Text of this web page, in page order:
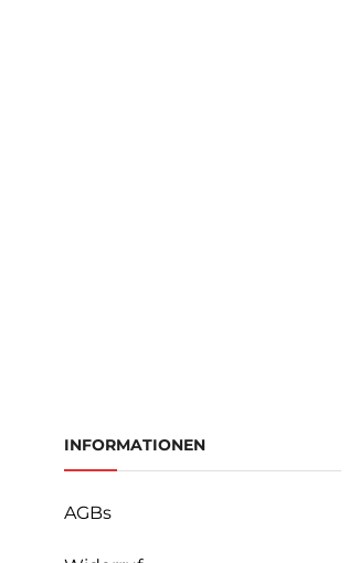
INFORMATIONEN
AGBs